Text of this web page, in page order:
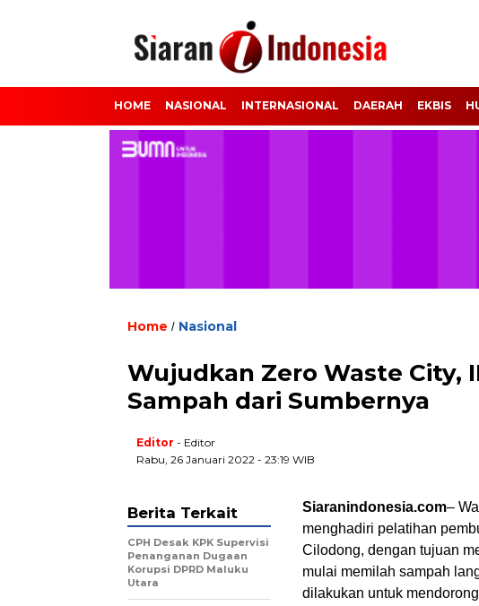
HOME NASIONAL INTERNASIONAL DAERAH EKBIS
Home / Nasional
Wujudkan Zero Waste City,
Sampah dari Sumbernya
Editor - Editor
Rabu, 26 Januari 2022 - 23:19 WIB
Siaranindonesia.com–
menghadiri pelatihan
Cilodong, dengan tujuan
mulai memilah sampah
dilakukan untuk
Berita Terkait
CPH Desak KPK Supervisi
Penanganan Dugaan
Korupsi DPRD Maluku
Utara